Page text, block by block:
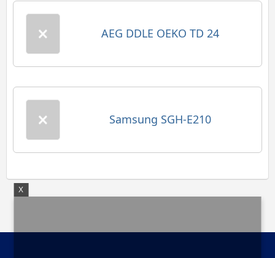
X
AEG DDLE OEKO TD 24
Samsung SGH-E210